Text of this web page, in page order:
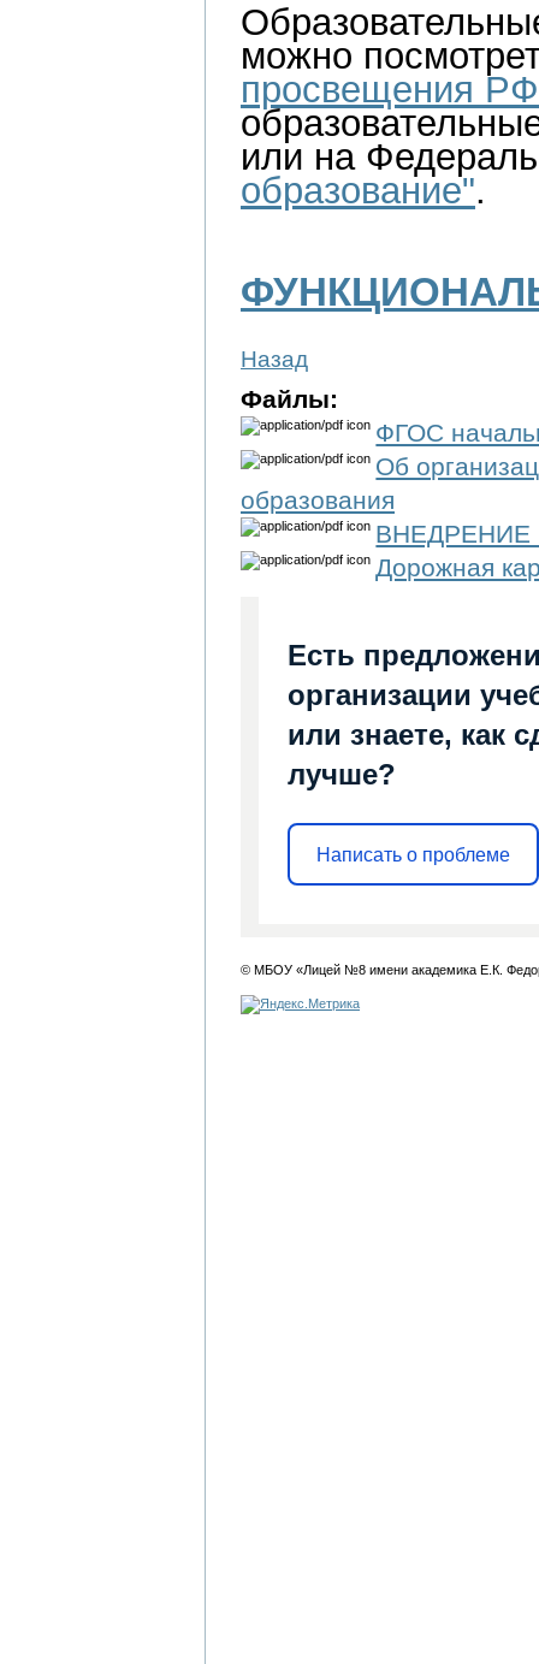
можно
просвещения РФ
или на
образование".
Назад
Файлы:
ФГОС
Об
образования
ВНЕДРЕНИЕ
Дорожная
Есть
организации
или знаете, как
лучше?
Написать о проблеме
© МБОУ «Лицей №8 имени академика Е.К.